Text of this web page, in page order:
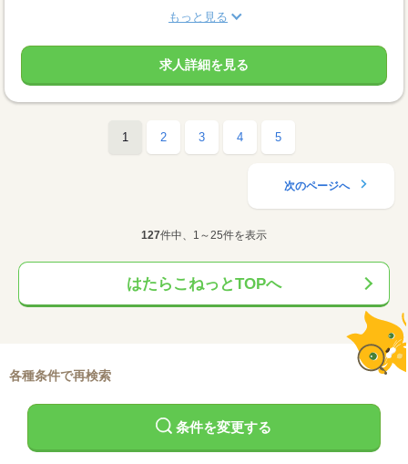
もっと見る
求人詳細を見る
1 2 3 4 5
次のページへ
127件中、1～25件を表示
はたらこねっとTOPへ
各種条件で再検索
条件を変更する